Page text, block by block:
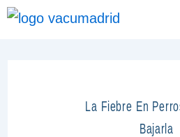
Ir
La Fiebre En
Bajarla